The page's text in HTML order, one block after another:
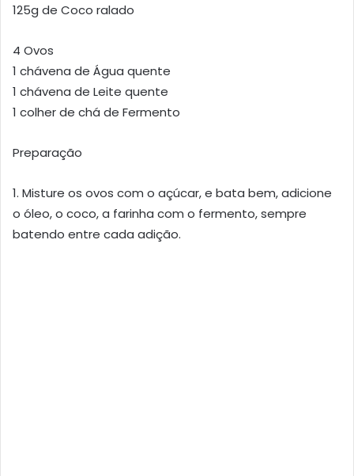
125g de Coco ralado
4 Ovos
1 chávena de Água quente
1 chávena de Leite quente
1 colher de chá de Fermento
Preparação
1. Misture os ovos com o açúcar, e bata bem, adicione
o óleo, o coco, a farinha com o fermento, sempre
batendo entre cada adição.